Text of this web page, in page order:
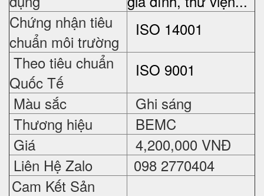
Chứng nhận tiêu
chuẩn môi trường
ISO 14001
Theo tiêu chuẩn
Quốc Tế
ISO 9001
Màu sắc
Ghi sáng
Thương hiệu
BEMC
Giá
4,200,000 VNĐ
Liên Hệ Zalo
098 2770404
Cam Kết Sản